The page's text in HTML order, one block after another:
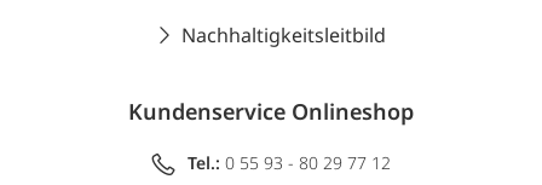
Nachhaltigkeitsleitbild
Kundenservice Onlineshop
Tel.: 0 55 93 - 80 29 77 12